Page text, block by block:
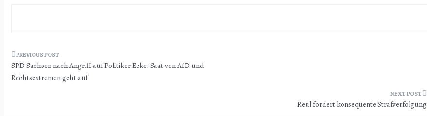
Beitragsnavigation
SPD Sachsen nach Angriff auf Politiker Ecke: Saat von AfD und
Rechtsextremen geht auf
Reul fordert konsequente Strafverfolgung